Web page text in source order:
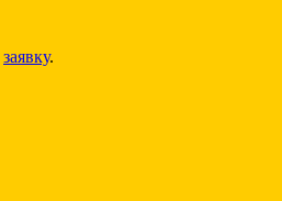
заявку.